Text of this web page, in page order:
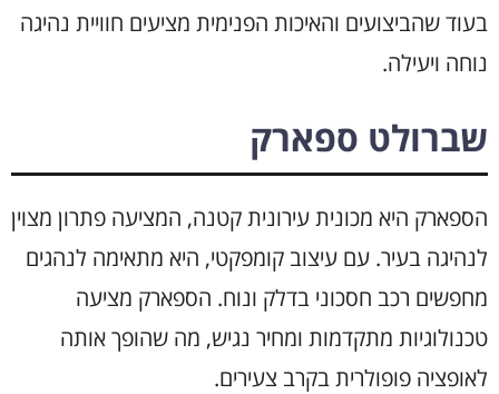
בעוד שהביצועים והאיכות הפנימית מציעים חוויית נהיגה
נוחה ויעילה.
שברולט ספארק
הספארק היא מכונית עירונית קטנה, המציעה פתרון מצוין
לנהיגה בעיר. עם עיצוב קומפקטי, היא מתאימה לנהגים
מחפשים רכב חסכוני בדלק ונוח. הספארק מציעה
טכנולוגיות מתקדמות ומחיר נגיש, מה שהופך אותה
לאופציה פופולרית בקרב צעירים.